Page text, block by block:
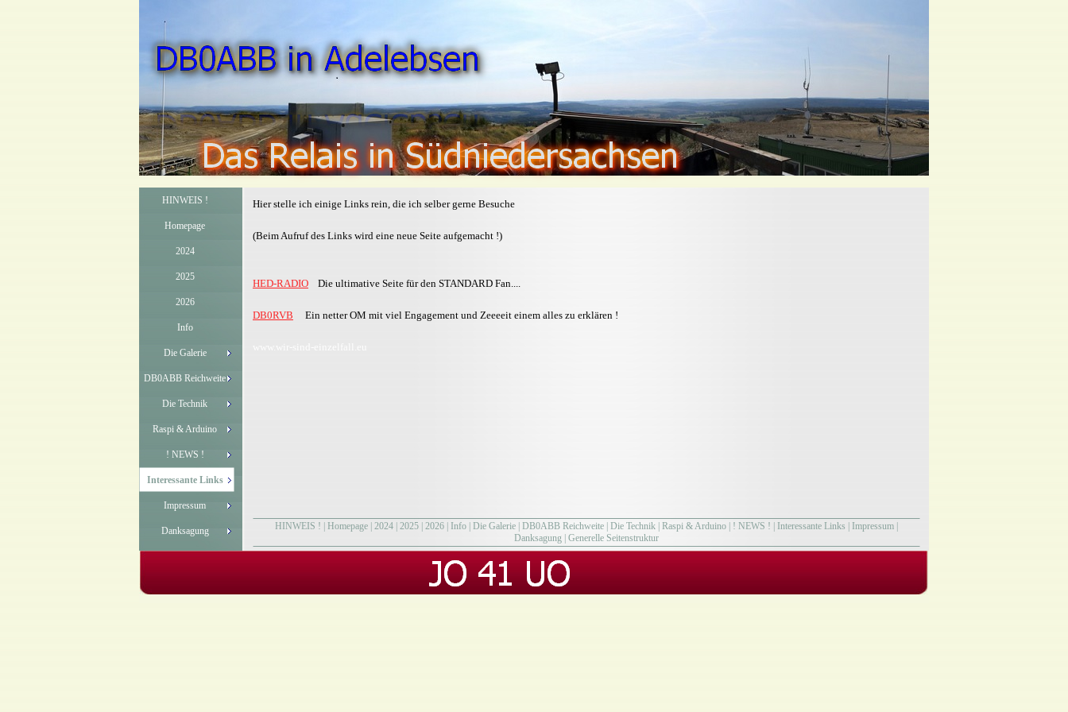
HINWEIS !
Homepage
2024
2025
2026
Info
Die Galerie
DB0ABB Reichweite
Die Technik
Raspi & Arduino
! NEWS !
Interessante Links
Impressum
Danksagung
Hier stelle ich einige Links rein, die ich selber gerne Besuche
(Beim Aufruf des Links wird eine neue Seite aufgemacht !)
HED-RADIO Die ultimative Seite für den STANDARD Fan....
DB0RVB Ein netter OM mit viel Engagement und Zeeeeit einem alles zu erklären !
HINWEIS ! Homepage 2024 2025 2026 Info Die Galerie DB0ABB Reichweite Die Technik Raspi & Arduino ! NEWS ! Interessante Links Impressum
Danksagung Generelle Seitenstruktur